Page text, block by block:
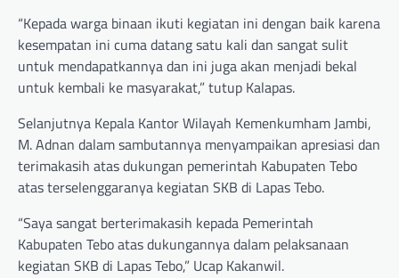
“Kepada warga binaan ikuti kegiatan ini dengan baik karena
kesempatan ini cuma datang satu kali dan sangat sulit
untuk mendapatkannya dan ini juga akan menjadi bekal
untuk kembali ke masyarakat,” tutup Kalapas.
Selanjutnya Kepala Kantor Wilayah Kemenkumham Jambi,
M. Adnan dalam sambutannya menyampaikan apresiasi dan
terimakasih atas dukungan pemerintah Kabupaten Tebo
atas terselenggaranya kegiatan SKB di Lapas Tebo.
“Saya sangat berterimakasih kepada Pemerintah
Kabupaten Tebo atas dukungannya dalam pelaksanaan
kegiatan SKB di Lapas Tebo,” Ucap Kakanwil.